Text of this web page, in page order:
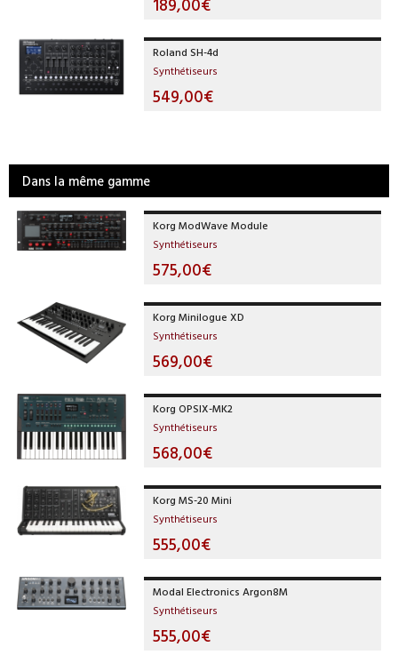
Roland SH-4d
Synthétiseurs
549,00€
Dans la même gamme
Korg ModWave Module
Synthétiseurs
575,00€
Korg Minilogue XD
Synthétiseurs
569,00€
Korg OPSIX-MK2
Synthétiseurs
568,00€
Korg MS-20 Mini
Synthétiseurs
555,00€
Modal Electronics Argon8M
Synthétiseurs
555,00€